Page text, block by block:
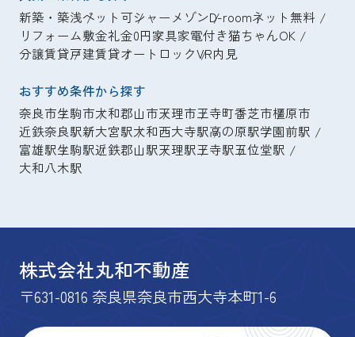
新築・築浅ペット可シャーメゾンD-roomネット無料
リフォーム敷金礼金0円家具家電付き猫ちゃんOK
分譲賃貸戸建賃貸オートロックVR内見
おすすめ条件から探す
奈良市生駒市大和郡山市天理市王寺町香芝市橿原市
近鉄奈良駅新大宮駅大和西大寺駅高の原駅学園前駅
富雄駅生駒駅近鉄郡山駅天理駅王寺駅五位堂駅
大和八木駅
株式会社丸和不動産
〒631-0816 奈良県奈良市西大寺本町1-6